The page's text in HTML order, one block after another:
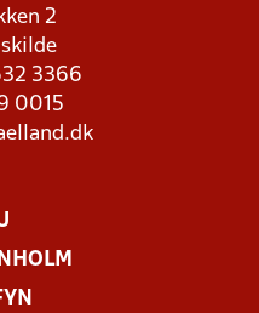
2
3366
0015